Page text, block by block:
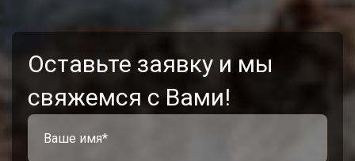
Оставьте заявку и мы
свяжемся с Вами!